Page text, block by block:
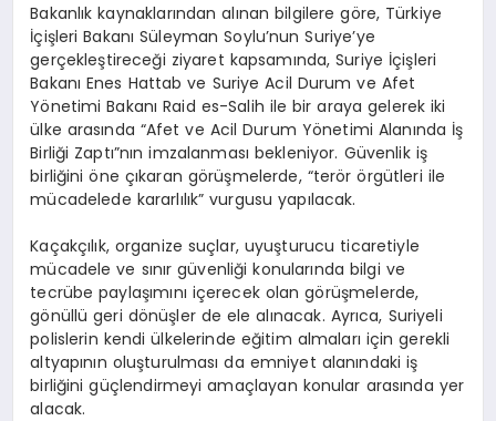
Bakanlık kaynaklarından alınan bilgilere göre, Türkiye
İçişleri Bakanı Süleyman Soylu’nun Suriye’ye
gerçekleştireceği ziyaret kapsamında, Suriye İçişleri
Bakanı Enes Hattab ve Suriye Acil Durum ve Afet
Yönetimi Bakanı Raid es-Salih ile bir araya gelerek iki
ülke arasında “Afet ve Acil Durum Yönetimi Alanında İş
Birliği Zaptı”nın imzalanması bekleniyor. Güvenlik iş
birliğini öne çıkaran görüşmelerde, “terör örgütleri ile
mücadelede kararlılık” vurgusu yapılacak.
Kaçakçılık, organize suçlar, uyuşturucu ticaretiyle
mücadele ve sınır güvenliği konularında bilgi ve
tecrübe paylaşımını içerecek olan görüşmelerde,
gönüllü geri dönüşler de ele alınacak. Ayrıca, Suriyeli
polislerin kendi ülkelerinde eğitim almaları için gerekli
altyapının oluşturulması da emniyet alanındaki iş
birliğini güçlendirmeyi amaçlayan konular arasında yer
alacak.